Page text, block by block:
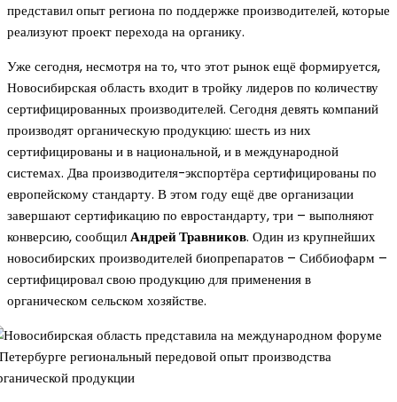
представил опыт региона по поддержке производителей, которые
реализуют проект перехода на органику.
Уже сегодня, несмотря на то, что этот рынок ещё формируется,
Новосибирская область входит в тройку лидеров по количеству
сертифицированных производителей. Сегодня девять компаний
производят органическую продукцию: шесть из них
сертифицированы и в национальной, и в международной
системах. Два производителя-экспортёра сертифицированы по
европейскому стандарту. В этом году ещё две организации
завершают сертификацию по евростандарту, три – выполняют
конверсию, сообщилАндрей Травников. Один из крупнейших
новосибирских производителей биопрепаратов – Сиббиофарм –
сертифицировал свою продукцию для применения в
органическом сельском хозяйстве.